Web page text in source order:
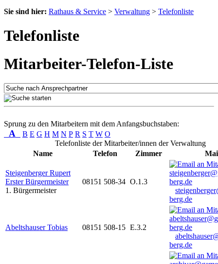
Sie sind hier: Rathaus & Service > Verwaltung > Telefonliste
Telefonliste
Mitarbeiter-Telefon-Liste
Sprung zu den Mitarbeitern mit dem Anfangsbuchstaben:
A B E G H M N P R S T W O
Telefonliste der Mitarbeiter/innen der Verwaltung
Name
Telefon Zimmer
Steigenberger Rupert
Erster Bürgermeister
1. Bürgermeister
08151 508-34 O.1.3
berg.de
Abeltshauser Tobias 08151 508-15 E.3.2
berg.de